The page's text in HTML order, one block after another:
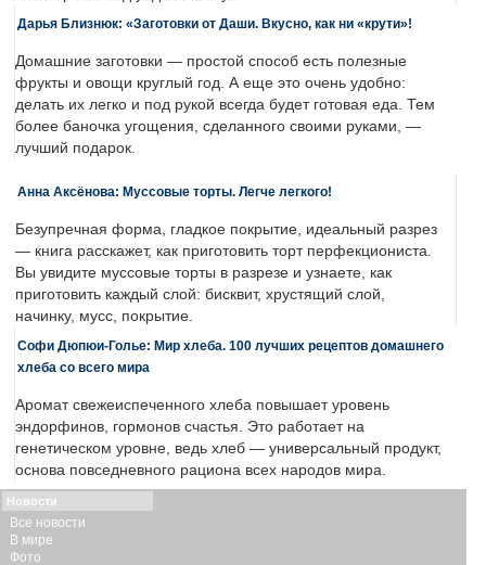
Дарья Близнюк: «Заготовки от Даши. Вкусно, как ни «крути»!
Домашние заготовки — простой способ есть полезные
фрукты и овощи круглый год. А еще это очень удобно:
делать их легко и под рукой всегда будет готовая еда. Тем
более баночка угощения, сделанного своими руками, —
лучший подарок.
Анна Аксёнова: Муссовые торты. Легче легкого!
Безупречная форма, гладкое покрытие, идеальный разрез
— книга расскажет, как приготовить торт перфекциониста.
Вы увидите муссовые торты в разрезе и узнаете, как
приготовить каждый слой: бисквит, хрустящий слой,
начинку, мусс, покрытие.
Софи Дюпюи-Голье: Мир хлеба. 100 лучших рецептов домашнего
хлеба со всего мира
Аромат свежеиспеченного хлеба повышает уровень
эндорфинов, гормонов счастья. Это работает на
генетическом уровне, ведь хлеб — универсальный продукт,
основа повседневного рациона всех народов мира.
Новости
Все новости
В мире
Фото